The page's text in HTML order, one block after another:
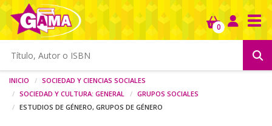
0
Inicio
Sociedad y ciencias sociales
Sociedad y cultura: general
Grupos sociales
Estudios de género, grupos de género